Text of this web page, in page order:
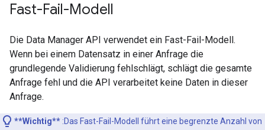
Fast-Fail-Modell
Die Data Manager API verwendet ein Fast-Fail-Modell.
Wenn bei einem Datensatz in einer Anfrage die
grundlegende Validierung fehlschlägt, schlägt die gesamte
Anfrage fehl und die API verarbeitet keine Daten in dieser
Anfrage.
**Wichtig** :Das Fast-Fail-Modell führt eine begrenzte Anzahl von